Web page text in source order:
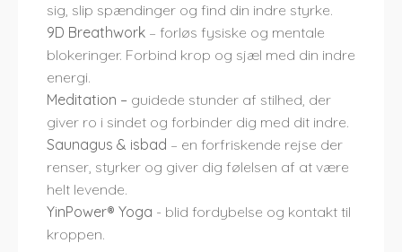
sig, slip spændinger og find din indre styrke.
9D Breathwork – forløs fysiske og mentale
blokeringer. Forbind krop og sjæl med din indre
energi.
Meditation – guidede stunder af stilhed, der
giver ro i sindet og forbinder dig med dit indre.
Saunagus & isbad – en forfriskende rejse der
renser, styrker og giver dig følelsen af at være
helt levende.
YinPower® Yoga - blid fordybelse og kontakt til
kroppen.